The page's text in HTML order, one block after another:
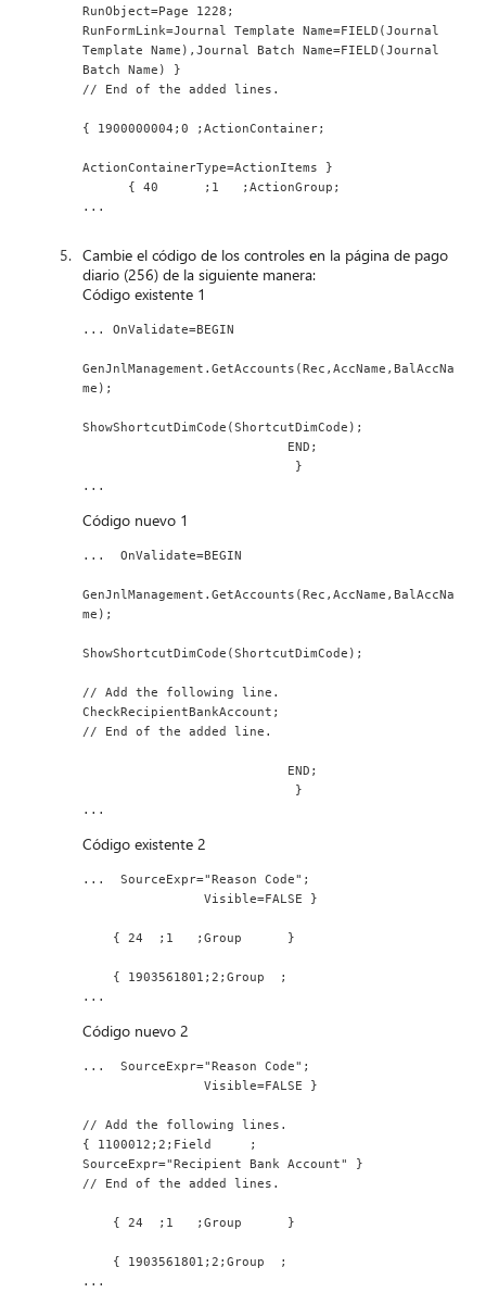
RunObject=Page 1228;
RunFormLink=Journal Template Name=FIELD(Journal
Template Name),Journal Batch Name=FIELD(Journal
Batch Name) }
// End of the added lines.
{ 1900000004;0 ;ActionContainer;
ActionContainerType=ActionItems }
      { 40      ;1   ;ActionGroup;
...
Cambie el código de los controles en la página de pago
diario (256) de la siguiente manera:
Código existente 1
... OnValidate=BEGIN
GenJnlManagement.GetAccounts(Rec,AccName,BalAccNa
me);
ShowShortcutDimCode(ShortcutDimCode);
                           END;
                            }
...
Código nuevo 1
...  OnValidate=BEGIN
GenJnlManagement.GetAccounts(Rec,AccName,BalAccNa
me);
ShowShortcutDimCode(ShortcutDimCode);
// Add the following line.
CheckRecipientBankAccount;
// End of the added line.
                           END;
                            }
...
Código existente 2
...  SourceExpr="Reason Code";
                Visible=FALSE }
    { 24  ;1   ;Group      }
    { 1903561801;2;Group  ;
...
Código nuevo 2
...  SourceExpr="Reason Code";
                Visible=FALSE }
// Add the following lines.
{ 1100012;2;Field     ;
SourceExpr="Recipient Bank Account" }
// End of the added lines.
    { 24  ;1   ;Group      }
    { 1903561801;2;Group  ;
...